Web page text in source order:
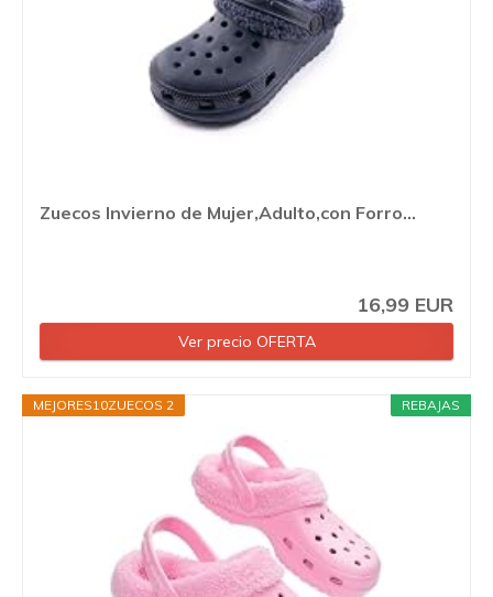
Zuecos Invierno de Mujer,Adulto,con Forro...
16,99 EUR
Ver precio OFERTA
REBAJAS
MEJORES10ZUECOS 2